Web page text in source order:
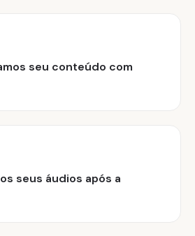
seu conteúdo com
seus áudios após a